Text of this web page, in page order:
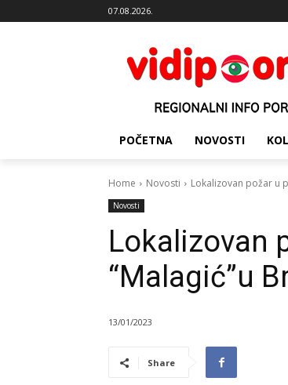
07.08.2026.
POČETNA NOVOSTI
Home Novosti Lokalizovan požar u
Novosti
Lokalizovan
“Malagić”u
13/01/2023
Share